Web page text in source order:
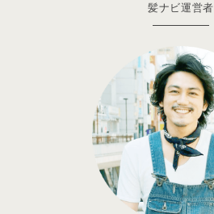
髪ナビ運営者